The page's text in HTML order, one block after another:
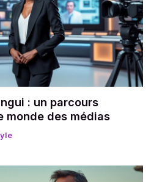
: un parcours
monde des médias